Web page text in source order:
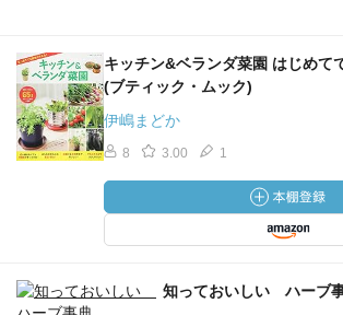
キッチン&ベランダ菜園 はじめて
(ブティック・ムック)
伊嶋まどか
8 3.00 1
知っておいしい ハーブ